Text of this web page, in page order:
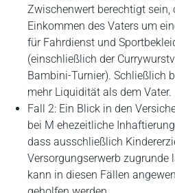
Zwischenwert berechtigt
Einkommen des Vaters um
für Fahrdienst und
(einschließlich der
Bambini-Turnier). Schließlich
mehr Liquidität als dem Vater.
Fall 2: Ein Blick in den
bei M ehezeitliche
dass ausschließlich
Versorgungserwerb zugrunde
kann in diesen Fällen